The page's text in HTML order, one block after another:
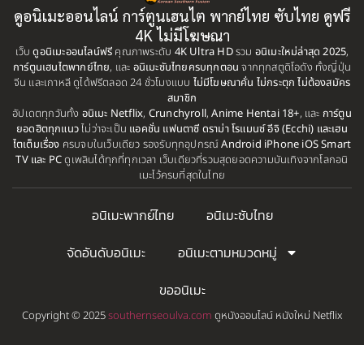
BBC (1)
Big tits (นมใหญ่)(19)
Biography(1)
Bitch (ผู้หญิงร่าน) (1)
Blackmail (ข่มขู่)(1)
Censored (เซ็นเซอร์)(19)
1997
1996
1995
1993
1992
1991
1990
1989
1988
1987
1985
1984
1983
1982
1981
1980
1979
ดูอนิเมะออนไลน์ การ์ตูนเฮนไต พากย์ไทย ซับไทย ดูฟรี
4K ไม่มีโฆษณา
เว็บดูอนิเมะออนไลน์ฟรี คุณภาพระดับ 4K Ultra HDรวม อนิเมะใหม่ล่าสุด 2025,
การ์ตูนเฮนไตพากย์ไทย, และ อนิเมะซับไทยครบทุกตอน จากทุกสตูดิโอดัง ทั้งญี่ปุ่น
จีน และเกาหลี ดูได้ฟรีตลอด 24 ชั่วโมงแบบ ไม่มีโฆษณาคั่น ไม่กระตุก ไม่ต้องสมัคร
สมาชิก
อัปเดตทุกวันทั้ง อนิเมะ Netflix, Crunchyroll,Anime Hentai 18+, และ การ์ตูน
ยอดฮิตทุกแนวไม่ว่าจะเป็น แอคชั่น แฟนตาซี ดราม่า โรแมนซ์ อีจิ (Ecchi) และเฮน
ไตเต็มเรื่อง ครบจบในเว็บเดียว รองรับทุกอุปกรณ์Android iPhone iOS Smart
TV และ PCดูเพลินได้ทุกที่ทุกเวลา เว็บเดียวที่รวมสุดยอดความบันเทิงจากโลกอนิ
เมะไว้ครบที่สุดในไทย
อนิเมะพากย์ไทย
อนิเมะซับไทย
จัดอันดับอนิเมะ
อนิเมะตามหมวดหมู่
ขออนิเมะ
Copyright © 2025southernseoulva.com ดูหนังออนไลน์ หนังใหม่ Netflix